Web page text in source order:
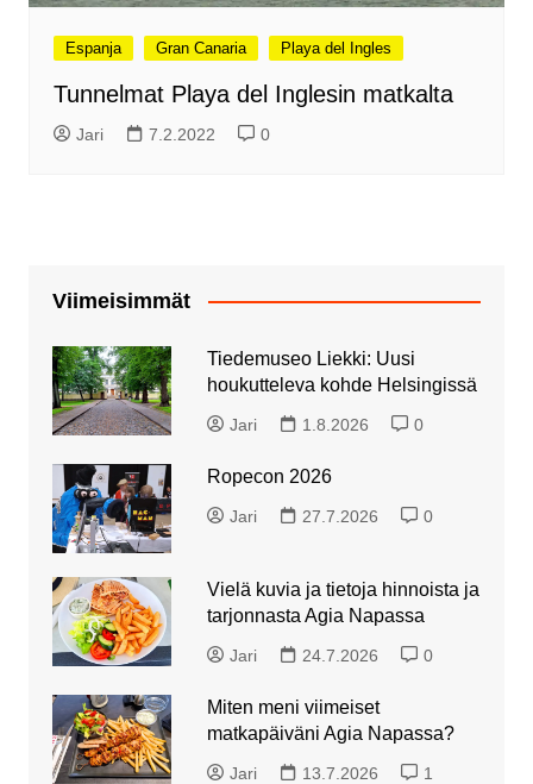
Espanja Gran Canaria Playa del Ingles
Tunnelmat Playa del Inglesin matkalta
Jari 7.2.2022 0
Viimeisimmät
Tiedemuseo Liekki: Uusi
houkutteleva kohde Helsingissä
Jari 1.8.2026 0
Ropecon 2026
Jari 27.7.2026 0
Vielä kuvia ja tietoja hinnoista ja
tarjonnasta Agia Napassa
Jari 24.7.2026 0
Miten meni viimeiset
matkapäiväni Agia Napassa?
Jari 13.7.2026 1